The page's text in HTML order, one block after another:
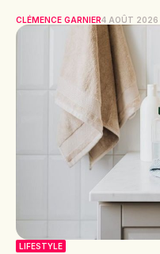
CLÉMENCE GARNIER4 AOÛT 2026
LIFESTYLE